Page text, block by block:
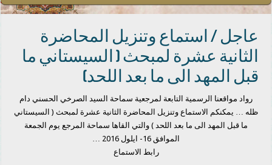
عاجل / استماع وتنزيل المحاضرة
الثانية عشرة لمبحث ( السيستاني ما
قبل المهد الى ما بعد اللحد)
رواد مواقعنا الرسمية التابعة لمرجعية سماحة السيد الصرخي الحسني دام
ظله … يمكنكم الاستماع وتنزيل المحاضرة الثانية عشرة لمبحث ( السيستاني
ما قبل المهد الى ما بعد اللحد ) والتي القاها سماحة المرجع يوم الجمعة
الموافق 16- ايلول 2016 …
رابط الاستماع